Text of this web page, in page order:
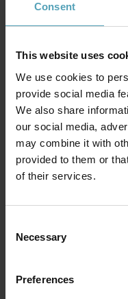
Consent
This website uses
We use cookies to
provide social media
We also share
our social media,
may combine it with
provided to them or
of their services.
Selection
Necessary
Preferences
PR HOME
Axel 25cm vägglampa
Rek. 1 299 kr